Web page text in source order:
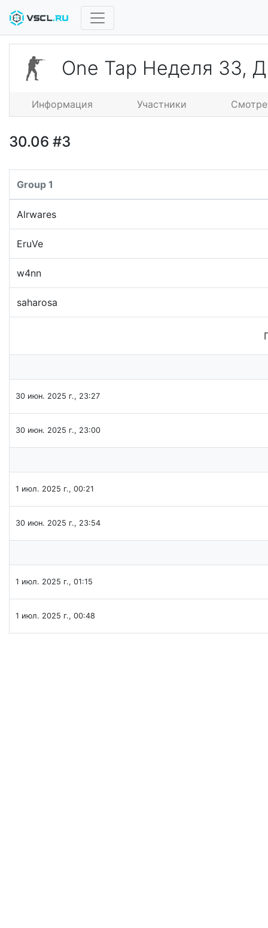
One Tap Неделя 33,
Информация Участники
30.06 #3
Group 1
Alrwares
EruVe
w4nn
saharosa
30 июн. 2025 г., 23:27
30 июн. 2025 г., 23:00
1 июл. 2025 г., 00:21
30 июн. 2025 г., 23:54
1 июл. 2025 г., 01:15
1 июл. 2025 г., 00:48